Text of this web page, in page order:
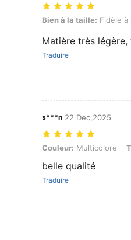
Bien à la taille: Fidèle à la
Bien à la taille: Fidèle à
Matière très légère,
Traduire
s***n 22 Dec,2025
Couleur: Multicolore, Taille:
Couleur: Multicolore
belle qualité
Traduire